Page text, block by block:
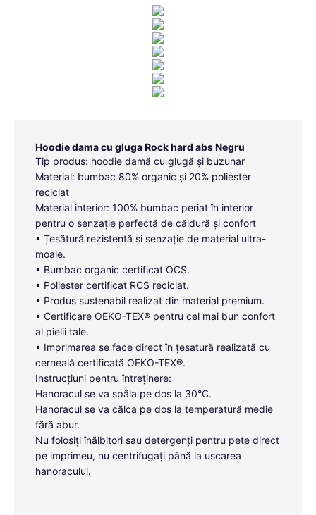
Hoodie dama cu gluga Rock hard abs Negru
Tip produs: hoodie damă cu glugă și buzunar
Material: bumbac 80% organic și 20% poliester
reciclat
Material interior: 100% bumbac periat în interior
pentru o senzație perfectă de căldură și confort
• Țesătură rezistentă și senzație de material ultra-
moale.
• Bumbac organic certificat OCS.
• Poliester certificat RCS reciclat.
• Produs sustenabil realizat din material premium.
• Certificare OEKO-TEX® pentru cel mai bun confort
al pielii tale.
• Imprimarea se face direct în țesatură realizată cu
cerneală certificată OEKO-TEX®.
Instrucțiuni pentru întreținere:
Hanoracul se va spăla pe dos la 30°C.
Hanoracul se va călca pe dos la temperatură medie
fără abur.
Nu folosiți înălbitori sau detergenți pentru pete direct
pe imprimeu, nu centrifugați până la uscarea
hanoracului.